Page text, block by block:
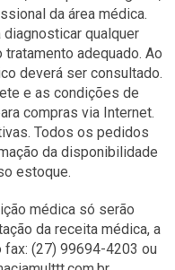
da área médica.
qualquer
adequado. Ao
deverá ser consultado.
e as condições de
compras via Internet.
Todos os pedidos
da disponibilidade
estoque.
médica só serão
da receita médica, a
(27) 99694-4203 ou